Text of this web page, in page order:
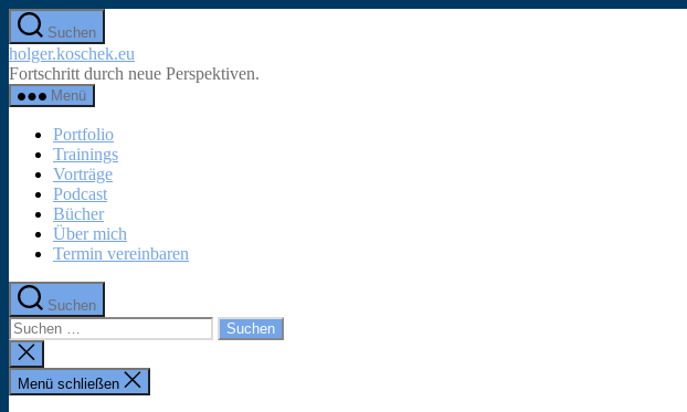
Zum
Inhalt
springen
Suchen
holger.koschek.eu
Fortschritt durch neue Perspektiven.
Menü
Portfolio
Trainings
Vorträge
Podcast
Bücher
Über mich
Termin vereinbaren
Suchen
Suchen
nach:
Suche
schließen
Menü schließen